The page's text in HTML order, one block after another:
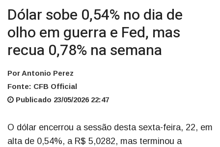
Dólar sobe 0,54% no dia de
olho em guerra e Fed, mas
recua 0,78% na semana
Por Antonio Perez
Fonte: CFB Official
Publicado 23/05/2026 22:47
O dólar encerrou a sessão desta sexta-feira, 22, em
alta de 0,54%, a R$ 5,0282, mas terminou a